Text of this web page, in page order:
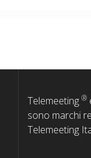
Telemeeting ®
sono marchi
Telemeeting